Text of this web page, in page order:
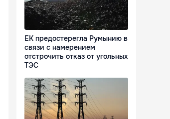
ЕК предостерегла Румынию в
связи с намерением
отстрочить отказ от угольных
ТЭС